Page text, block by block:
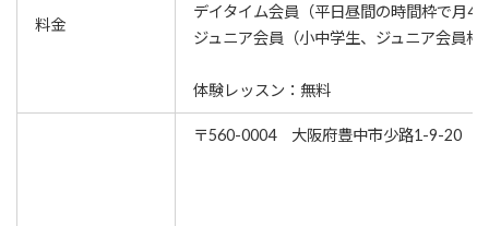
料金
デイタイム会員（平日昼間の時間枠で月4
ジュニア会員（小中学生、ジュニア会員
体験レッスン：無料
〒560-0004 大阪府豊中市少路1-9-20